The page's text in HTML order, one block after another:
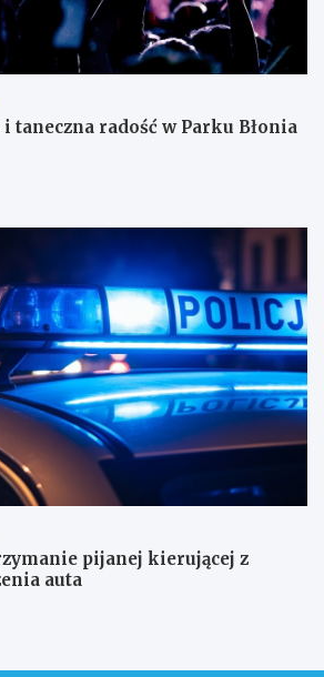
taneczna radość w Parku Błonia
pijanej kierującej z
auta